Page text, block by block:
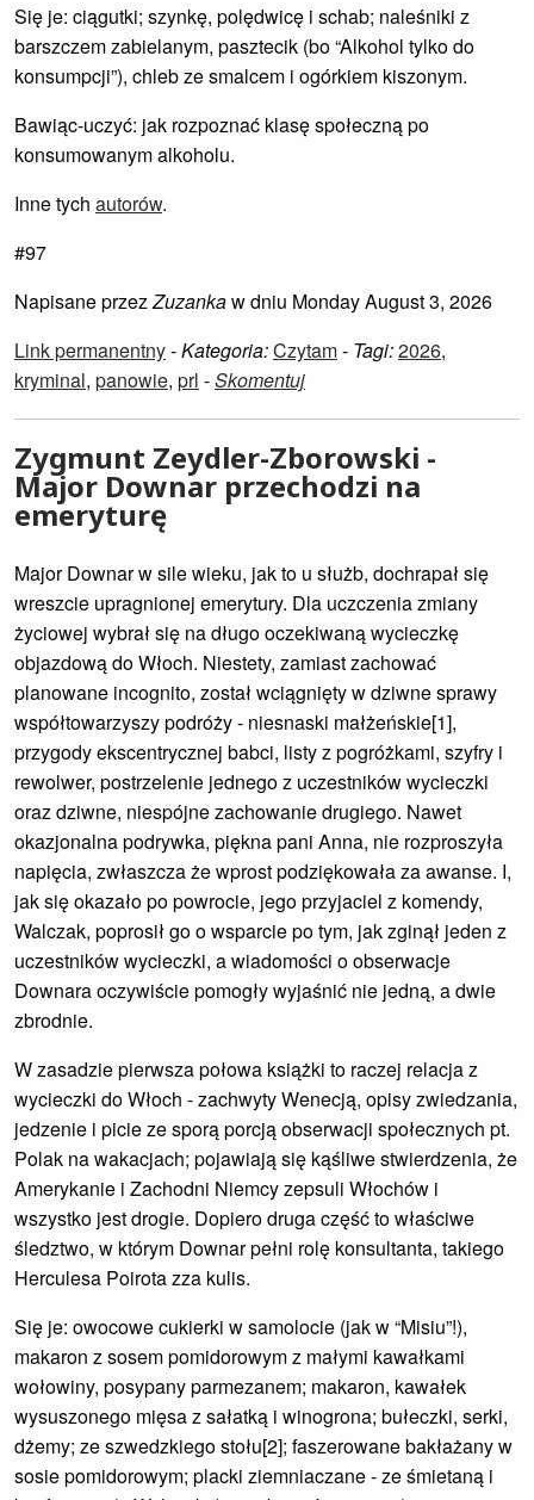
Się je: ciągutki; szynkę, polędwicę i schab; naleśniki z
barszczem zabielanym, pasztecik (bo “Alkohol tylko do
konsumpcji”), chleb ze smalcem i ogórkiem kiszonym.
Bawiąc-uczyć: jak rozpoznać klasę społeczną po
konsumowanym alkoholu.
Inne tych autorów.
#97
Napisane przezZuzankaw dniu Monday August 3, 2026
Link permanentny-Kategoria:Czytam- Tagi:2026,
kryminal, panowie, prl -Skomentuj
Zygmunt Zeydler-Zborowski -
Major Downar przechodzi na
emeryturę
Major Downar w sile wieku, jak to u służb, dochrapał się
wreszcie upragnionej emerytury. Dla uczczenia zmiany
życiowej wybrał się na długo oczekiwaną wycieczkę
objazdową do Włoch. Niestety, zamiast zachować
planowane incognito, został wciągnięty w dziwne sprawy
współtowarzyszy podróży - niesnaski małżeńskie[1],
przygody ekscentrycznej babci, listy z pogróżkami, szyfry i
rewolwer, postrzelenie jednego z uczestników wycieczki
oraz dziwne, niespójne zachowanie drugiego. Nawet
okazjonalna podrywka, piękna pani Anna, nie rozproszyła
napięcia, zwłaszcza że wprost podziękowała za awanse. I,
jak się okazało po powrocie, jego przyjaciel z komendy,
Walczak, poprosił go o wsparcie po tym, jak zginął jeden z
uczestników wycieczki, a wiadomości o obserwacje
Downara oczywiście pomogły wyjaśnić nie jedną, a dwie
zbrodnie.
W zasadzie pierwsza połowa książki to raczej relacja z
wycieczki do Włoch - zachwyty Wenecją, opisy zwiedzania,
jedzenie i picie ze sporą porcją obserwacji społecznych pt.
Polak na wakacjach; pojawiają się kąśliwe stwierdzenia, że
Amerykanie i Zachodni Niemcy zepsuli Włochów i
wszystko jest drogie. Dopiero druga część to właściwe
śledztwo, w którym Downar pełni rolę konsultanta, takiego
Herculesa Poirota zza kulis.
Się je: owocowe cukierki w samolocie (jak w “Misiu”!),
makaron z sosem pomidorowym z małymi kawałkami
wołowiny, posypany parmezanem; makaron, kawałek
wysuszonego mięsa z sałatką i winogrona; bułeczki, serki,
dżemy; ze szwedzkiego stołu[2]; faszerowane bakłażany w
sosie pomidorowym; placki ziemniaczane - ze śmietaną i